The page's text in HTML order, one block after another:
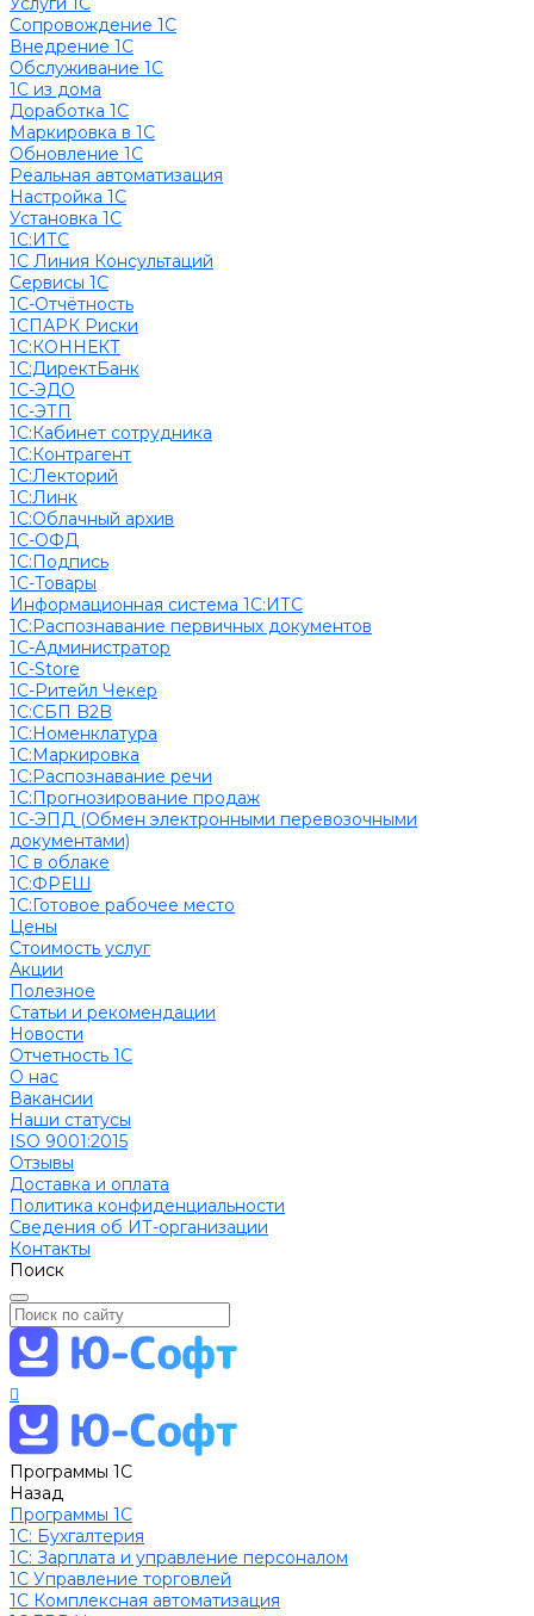
Сопровождение 1С
Внедрение 1С
Обслуживание 1С
1С из дома
Доработка 1С
Маркировка в 1С
Обновление 1С
Реальная автоматизация
Настройка 1С
Установка 1С
1С:ИТС
1С Линия Консультаций
Сервисы 1С
1С-Отчётность
1СПАРК Риски
1С:КОННЕКТ
1С:ДиректБанк
1С-ЭДО
1С-ЭТП
1С:Кабинет сотрудника
1С:Контрагент
1С:Лекторий
1С:Линк
1С:Облачный архив
1С-ОФД
1С:Подпись
1С-Товары
Информационная система 1С:ИТС
1С:Распознавание первичных документов
1С-Администратор
1С-Store
1С-Ритейл Чекер
1С:СБП B2B
1С:Номенклатура
1С:Маркировка
1С:Распознавание речи
1С:Прогнозирование продаж
1С-ЭПД (Обмен электронными перевозочными
документами)
1С в облаке
1С:ФРЕШ
1C:Готовое рабочее место
Цены
Стоимость услуг
Акции
Полезное
Cтатьи и рекомендации
Новости
Отчетность 1С
О нас
Вакансии
Наши статусы
ISO 9001:2015
Отзывы
Доставка и оплата
Политика конфиденциальности
Сведения об ИТ-организации
Контакты
Поиск
Программы 1С
Назад
Программы 1С
1C: Бухгалтерия
1С: Зарплата и управление персоналом
1С Управление торговлей
1С Комплексная автоматизация